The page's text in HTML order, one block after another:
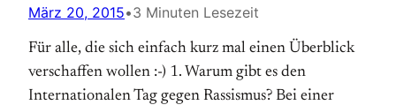
März 20, 2015•3 Minuten Lesezeit
Für alle, die sich einfach kurz mal einen Überblick
verschaffen wollen :-) 1. Warum gibt es den
Internationalen Tag gegen Rassismus? Bei einer